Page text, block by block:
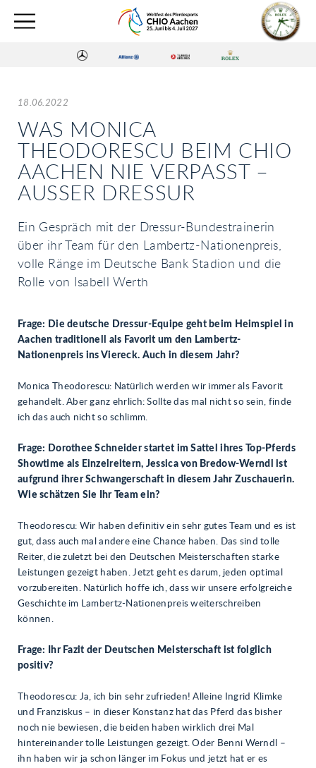
18.06.2022
WAS MONICA
THEODORESCU BEIM CHIO
AACHEN NIE VERPASST –
AUSSER DRESSUR
Ein Gespräch mit der Dressur-Bundestrainerin
über ihr Team für den Lambertz-Nationenpreis,
volle Ränge im Deutsche Bank Stadion und die
Rolle von Isabell Werth
Frage: Die deutsche Dressur-Equipe geht beim Heimspiel in
Aachen traditionell als Favorit um den Lambertz-
Nationenpreis ins Viereck. Auch in diesem Jahr?
Monica Theodorescu: Natürlich werden wir immer als Favorit
gehandelt. Aber ganz ehrlich: Sollte das mal nicht so sein, finde
ich das auch nicht so schlimm.
Frage: Dorothee Schneider startet im Sattel ihres Top-Pferds
Showtime als Einzelreitern, Jessica von Bredow-Werndl ist
aufgrund ihrer Schwangerschaft in diesem Jahr Zuschauerin.
Wie schätzen Sie Ihr Team ein?
Theodorescu: Wir haben definitiv ein sehr gutes Team und es ist
gut, dass auch mal andere eine Chance haben. Das sind tolle
Reiter, die zuletzt bei den Deutschen Meisterschaften starke
Leistungen gezeigt haben. Jetzt geht es darum, jeden optimal
vorzubereiten. Natürlich hoffe ich, dass wir unsere erfolgreiche
Geschichte im Lambertz-Nationenpreis weiterschreiben
können.
Frage: Ihr Fazit der Deutschen Meisterschaft ist folglich
positiv?
Theodorescu: Ja, ich bin sehr zufrieden! Alleine Ingrid Klimke
und Franziskus – in dieser Konstanz hat das Pferd das bisher
noch nie bewiesen, die beiden haben wirklich drei Mal
hintereinander tolle Leistungen gezeigt. Oder Benni Werndl –
ihn haben wir ja schon länger im Fokus und jetzt hat er es